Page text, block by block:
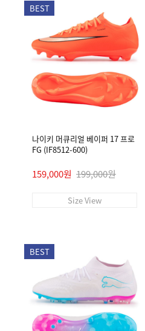
BEST
나이키 머큐리얼 베이퍼 17 프로
FG (IF8512-600)
159,000원 199,000원
Size View
BEST